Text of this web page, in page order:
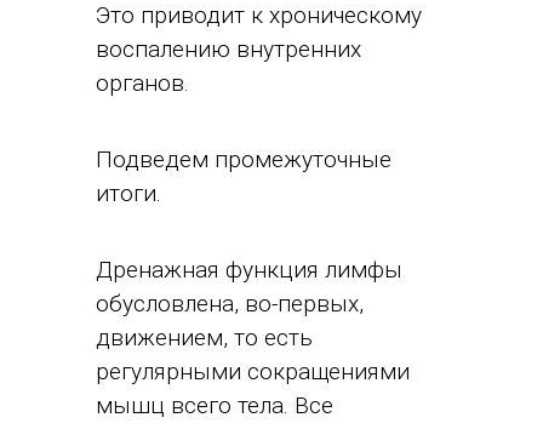
Это приводит к хроническому
воспалению внутренних
органов.
Подведем промежуточные
итоги.
Дренажная функция лимфы
обусловлена, во-первых,
движением, то есть
регулярными сокращениями
мышц всего тела. Все